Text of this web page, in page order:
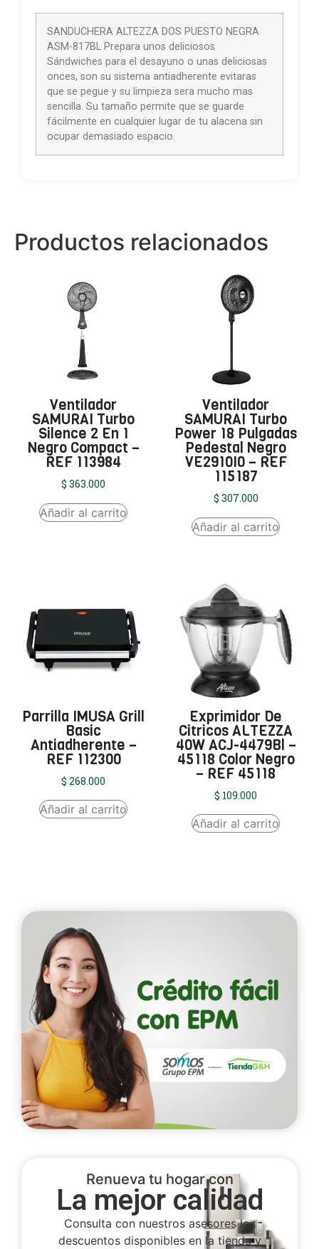
SANDUCHERA ALTEZZA DOS PUESTO NEGRA
ASM-817BL Prepara unos deliciosos
Sándwiches para el desayuno o unas deliciosas
onces, son su sistema antiadherente evitaras
que se pegue y su limpieza sera mucho mas
sencilla. Su tamaño permite que se guarde
fácilmente en cualquier lugar de tu alacena sin
ocupar demasiado espacio.
Productos relacionados
Ventilador
SAMURAI Turbo
Silence 2 En 1
Negro Compact –
REF 113984
$ 363.000
Añadir al carrito
Ventilador
SAMURAI Turbo
Power 18 Pulgadas
Pedestal Negro
VE2910I0 – REF
115187
$ 307.000
Añadir al carrito
Parrilla IMUSA Grill
Basic
Antiadherente –
REF 112300
$ 268.000
Añadir al carrito
Exprimidor De
Citricos ALTEZZA
40W ACJ-4479Bl –
45118 Color Negro
– REF 45118
$ 109.000
Añadir al carrito
Renueva tu hogar con
La mejor calidad
Consulta con nuestros asesores los
descuentos disponibles en la tienda y